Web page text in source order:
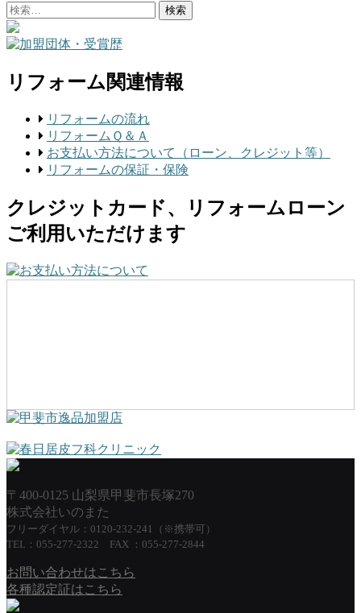
リフォーム関連情報
リフォームの流れ
リフォームＱ＆Ａ
お支払い方法について（ローン、クレジット等）
リフォームの保証・保険
クレジットカード、リフォームローン
ご利用いただけます
〒400-0125 山梨県甲斐市長塚270
株式会社いのまた
フリーダイヤル：0120-232-241（※携帯可）
TEL：055-277-2322 FAX ：055-277-2844
お問い合わせはこちら
各種認定証はこちら